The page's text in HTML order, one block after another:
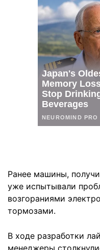
Ранее машины,
уже испытывали
возгораниями
тормозами.
В ходе разработки
менеджеры